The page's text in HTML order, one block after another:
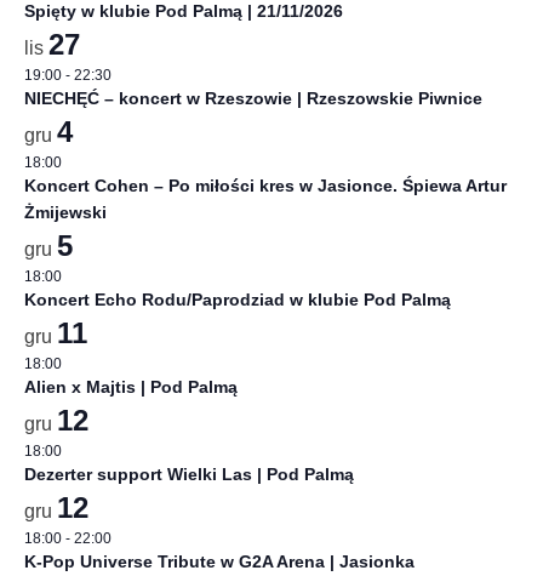
Spięty w klubie Pod Palmą | 21/11/2026
lis 27
19:00 - 22:30
NIECHĘĆ – koncert w Rzeszowie | Rzeszowskie Piwnice
gru 4
18:00
Koncert Cohen – Po miłości kres w Jasionce. Śpiewa Artur
Żmijewski
gru 5
18:00
Koncert Echo Rodu/Paprodziad w klubie Pod Palmą
gru 11
18:00
Alien x Majtis | Pod Palmą
gru 12
18:00
Dezerter support Wielki Las | Pod Palmą
gru 12
18:00 - 22:00
K-Pop Universe Tribute w G2A Arena | Jasionka